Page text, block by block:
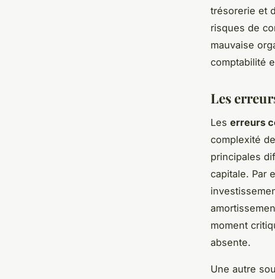
trésorerie et
risques de
mauvaise
comptabilité
Les
Les erreurs
complexité
principales
capitale. Par
moment
absente.
Une autre